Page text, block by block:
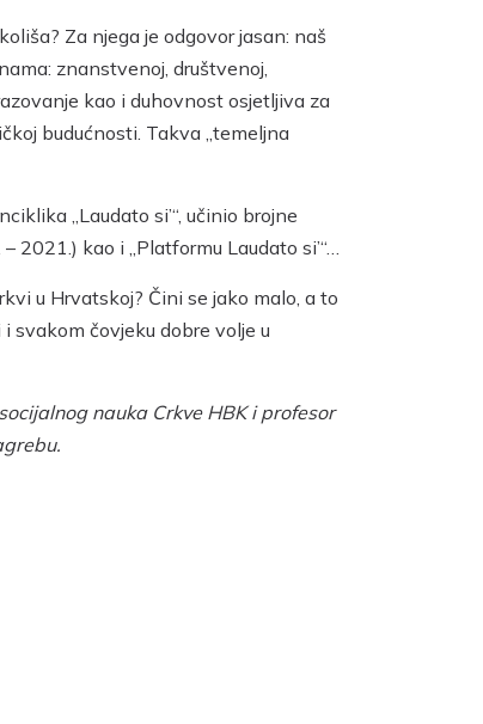
Za njega je odgovor jasan: naš
znanstvenoj, društvenoj,
kao i duhovnost osjetljiva za
budućnosti. Takva „temeljna
„Laudato si’“, učinio brojne
2021.) kao i „Platformu Laudato si’“…
u Hrvatskoj? Čini se jako malo, a to
svakom čovjeku dobre volje u
nauka Crkve HBK i profesor